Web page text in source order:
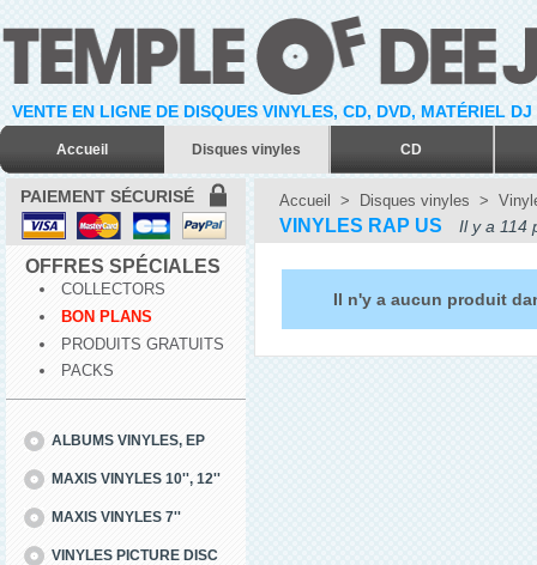
VENTE EN LIGNE DE DISQUES VINYLES, CD, DVD, MATÉRIEL
Accueil Disques vinyles CD
PAIEMENT SÉCURISÉ
OFFRES SPÉCIALES
COLLECTORS
BON PLANS
PRODUITS GRATUITS
PACKS
ALBUMS VINYLES, EP
MAXIS VINYLES 10'', 12''
MAXIS VINYLES 7''
VINYLES PICTURE DISC
Accueil > Disques vinyles >
VINYLES RAP US Il y a 114
Il n'y a aucun produit